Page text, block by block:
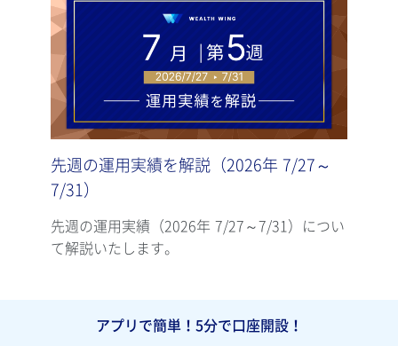
先週の運用実績を解説（2026年 7/27～
7/31）
先週の運用実績（2026年 7/27～7/31）につい
て解説いたします。
アプリで簡単！5分で口座開設！